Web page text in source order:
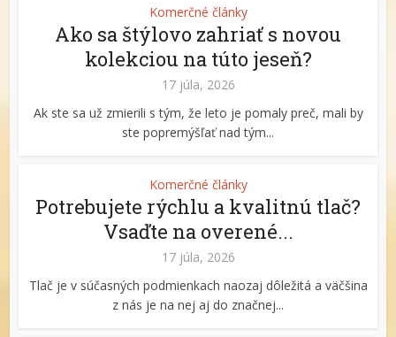
Komerčné články
Ako sa štýlovo zahriať s novou
kolekciou na túto jeseň?
17 júla, 2026
Ak ste sa už zmierili s tým, že leto je pomaly preč, mali by
ste popremýšľať nad tým...
Komerčné články
Potrebujete rýchlu a kvalitnú tlač?
Vsaďte na overené...
17 júla, 2026
Tlač je v súčasných podmienkach naozaj dôležitá a väčšina
z nás je na nej aj do značnej...